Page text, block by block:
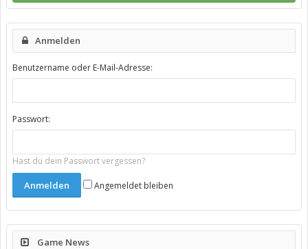
Anmelden
Benutzername oder E-Mail-Adresse:
Passwort:
Hast du dein Passwort vergessen?
Angemeldet bleiben
Game News